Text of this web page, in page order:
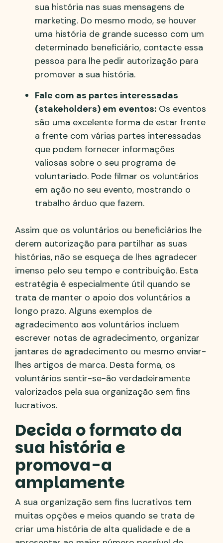
sua história nas suas mensagens de
marketing. Do mesmo modo, se houver
uma história de grande sucesso com um
determinado beneficiário, contacte essa
pessoa para lhe pedir autorização para
promover a sua história.
Fale com as partes interessadas
(stakeholders) em eventos: Os eventos
são uma excelente forma de estar frente
a frente com várias partes interessadas
que podem fornecer informações
valiosas sobre o seu programa de
voluntariado. Pode filmar os voluntários
em ação no seu evento, mostrando o
trabalho árduo que fazem.
Assim que os voluntários ou beneficiários lhe
derem autorização para partilhar as suas
histórias, não se esqueça de lhes agradecer
imenso pelo seu tempo e contribuição. Esta
estratégia é especialmente útil quando se
trata de manter o apoio dos voluntários a
longo prazo. Alguns exemplos de
agradecimento aos voluntários incluem
escrever notas de agradecimento, organizar
jantares de agradecimento ou mesmo enviar-
lhes artigos de marca. Desta forma, os
voluntários sentir-se-ão verdadeiramente
valorizados pela sua organização sem fins
lucrativos.
Decida o formato da
sua história e
promova-a
amplamente
A sua organização sem fins lucrativos tem
muitas opções e meios quando se trata de
criar uma história de alta qualidade e de a